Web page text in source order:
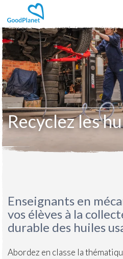
Aller au contenu principal
Recyclez les
Enseignants en
vos élèves à la
durable des huiles
Abordez en classe la